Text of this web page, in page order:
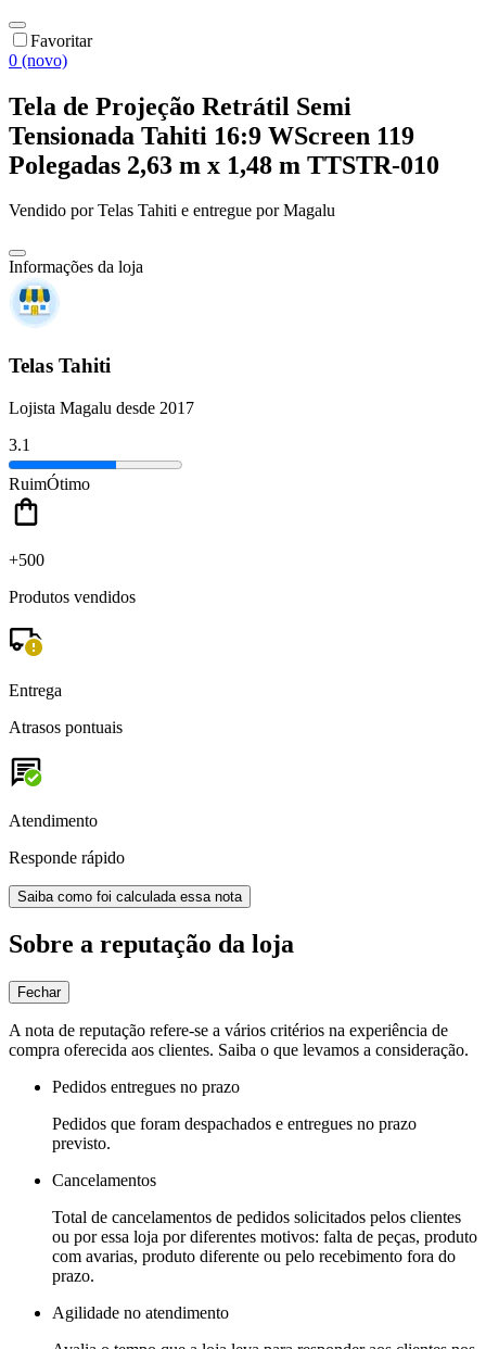
Favoritar
0 (novo)
Tela de Projeção Retrátil Semi
Tensionada Tahiti 16:9 WScreen 119
Polegadas 2,63 m x 1,48 m TTSTR-010
Vendido porTelas Tahiti e entregue por Magalu
Informações da loja
Telas Tahiti
Lojista Magalu desde 2017
3.1
RuimÓtimo
+500
Produtos vendidos
Entrega
Atrasos pontuais
Atendimento
Responde rápido
Saiba como foi calculada essa nota
Sobre a reputação da loja
Fechar
A nota de reputação refere-se a vários critérios na experiência de
compra oferecida aos clientes. Saiba o que levamos a consideração.
Pedidos entregues no prazo
Pedidos que foram despachados e entregues no prazo
previsto.
Cancelamentos
Total de cancelamentos de pedidos solicitados pelos clientes
ou por essa loja por diferentes motivos: falta de peças, produto
com avarias, produto diferente ou pelo recebimento fora do
prazo.
Agilidade no atendimento